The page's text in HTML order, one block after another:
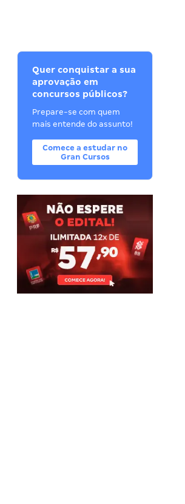
Quer conquistar a sua
aprovação em
concursos públicos?
Prepare-se com quem
mais entende do assunto!
Comece a estudar no
Gran Cursos